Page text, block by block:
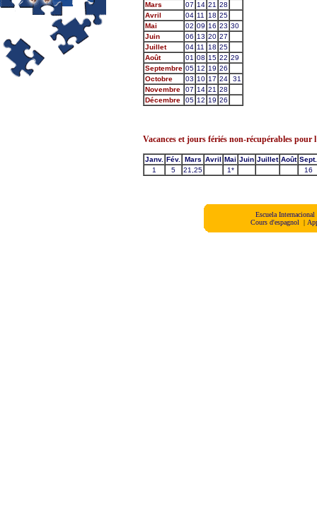
Mars
07 14 21 28
Avril
04 11 18 25
Mai
02 09 16 23 30
Juin
06 13 20 27
Juillet
04 11 18 25
Août
01 08 15 22 29
Septembre 05 12 19 26
Octobre
03 10 17 24
31
Novembre
07 14 21 28
Décembre
05 12 19 26
Vacances et jours fériés non-récupérables pour
Janv. Fév. Mars Avril Mai Juin Juillet Août Sept.
1
5 21,25 1* 16
Escuela
Cours d'espagnol
|